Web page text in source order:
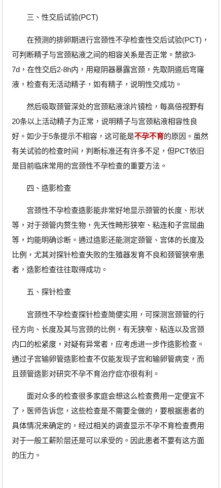
三、性交后试验(PCT)
在预测的排卵期进行宫颈性不孕检查性交后试验(PCT)，
可判断精子与宫颈粘液之间的相容关系是否正常。禁欲3-
7d，在性交后2-8h内，用窥阴器暴露宫颈，先取阴道后穹窿
液，检查有无活动精子，如有精子，说明性交成功。
然后吸取颈管深处的宫颈粘液涂片镜检，每高倍视野有
20条以上活动精子为正常，说明精子与宫颈粘液相容性良
好。如少于5条提示不相容，这可能是不孕不育的原因。虽然
有关试验的检查时间，判断标准还有许多不足，但PCT依旧
是目前临床常用的宫颈性不孕检查的重要方法。
四、造影检查
宫颈性不孕检查造影能非常好地显示颈管的长度、形状
等，对于颈管内赘生物，先天性畸形狭窄、粘连和子宫屈曲
等，均能明确诊断。通过造影还能测定颈管、宫体的长度及
比例，尤其对探针检查失败的生殖器发育不良和颈管狭窄患
者，造影检查往往取得成功。
五、探针检查
宫颈性不孕检查探针检查简便实用，可探测宫颈管的行
径方向、长度及其与宫颈的比例，有无狭窄、粘连以及宫颈
内口的松紧度，对疑有异常者，应考虑进一步作造影检查。
通过子宫输卵管造影检查不仅能发现子宫和输卵管病变，而
且颈管造影对研究不孕不育治疗症亦很有利。
面对众多的检查很多家庭会想这么检查费用一定便宜不
了，医师告诉您，这些检查是不需要全做的，要根据患者的
具体情况来确定的，经过相关的调查显示不孕不育检查费用
对于一般工薪阶层还是可以承受的。因此患者不要有这方面
的压力。